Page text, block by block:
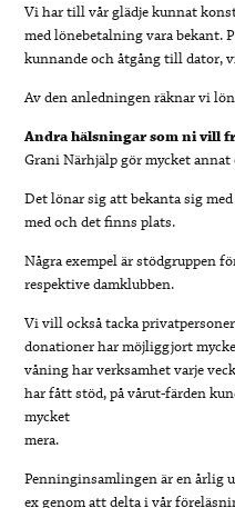
Vi har till vår glädje kunnat
med lönebetalning vara bekant.
kunnande och åtgång till dator,
Av den anledningen räknar vi
Andra hälsningar som ni vill
Grani Närhjälp gör mycket
Det lönar sig att bekanta sig
med och det finns plats.
Några exempel är stödgruppen
respektive damklubben.
Vi vill också tacka
donationer har möjliggjort
våning har verksamhet varje
har fått stöd, på vårut-färden
mycket
mera.
Penninginsamlingen är en årlig
ex genom att delta i vår